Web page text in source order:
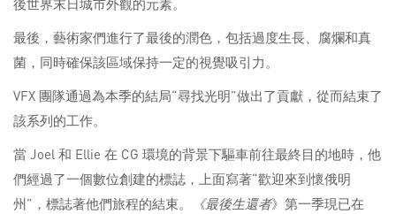
後世界末日城市外觀的元素。
最後，藝術家們進行了最後的潤色，包括過度生長、腐爛和真
菌，同時確保該區域保持一定的視覺吸引力。
VFX 團隊通過為本季的結局“尋找光明”做出了貢獻，從而結束了
該系列的工作。
當 Joel 和 Ellie 在 CG 環境的背景下驅車前往最終目的地時，他
們經過了一個數位創建的標誌，上面寫著“歡迎來到懷俄明
州”，標誌著他們旅程的結束。
《最後生還者》第一季現已在